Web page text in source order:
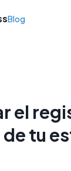
Blog
el
tu